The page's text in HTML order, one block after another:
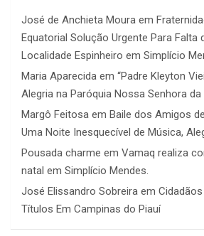
José de Anchieta Moura em
Equatorial Solução Urgente Para Falta
Localidade Espinheiro em Simplício
Maria Aparecida em “Padre Kleyton
Alegria na Paróquia Nossa Senhora da
Margô Feitosa em Baile dos Amigos
Uma Noite Inesquecível de Música,
Pousada charme em Vamaq realiza
natal em Simplício Mendes.
José Elissandro Sobreira em
Títulos Em Campinas do Piauí